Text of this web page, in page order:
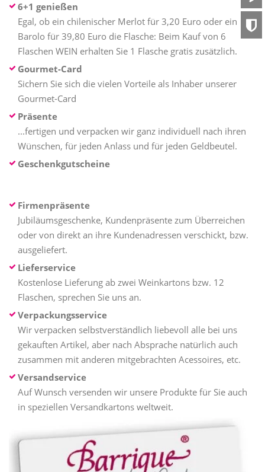
6+1 genießen
Egal, ob ein chilenischer Merlot für 3,20 Euro oder ein
Barolo für 39,80 Euro die Flasche: Beim Kauf von 6
Flaschen WEIN erhalten Sie 1 Flasche gratis zusätzlich.
Gourmet-Card
Sichern Sie sich die vielen Vorteile als Inhaber unserer
Gourmet-Card
Präsente
...fertigen und verpacken wir ganz individuell nach ihren
Wünschen, für jeden Anlass und für jeden Geldbeutel.
Geschenkgutscheine
Firmenpräsente
Jubiläumsgeschenke, Kundenpräsente zum Überreichen
oder von direkt an ihre Kundenadressen verschickt, bzw.
ausgeliefert.
Lieferservice
Kostenlose Lieferung ab zwei Weinkartons bzw. 12
Flaschen, sprechen Sie uns an.
Verpackungsservice
Wir verpacken selbstverständlich liebevoll alle bei uns
gekauften Artikel, aber nach Absprache natürlich auch
zusammen mit anderen mitgebrachten Acessoires, etc.
Versandservice
Auf Wunsch versenden wir unsere Produkte für Sie auch
in speziellen Versandkartons weltweit.